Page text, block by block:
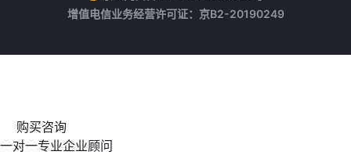
增值电信业务经营许可证：京B2-20190249
购买咨询
一对一专业企业顾问